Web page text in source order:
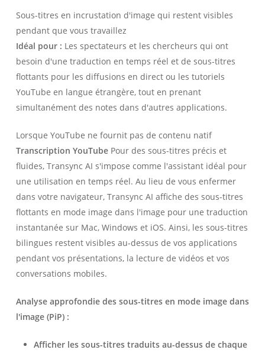
Sous-titres en incrustation d'image qui restent visibles
pendant que vous travaillez
Idéal pour : Les spectateurs et les chercheurs qui ont
besoin d'une traduction en temps réel et de sous-titres
flottants pour les diffusions en direct ou les tutoriels
YouTube en langue étrangère, tout en prenant
simultanément des notes dans d'autres applications.
Lorsque YouTube ne fournit pas de contenu natif
Transcription YouTubePour des sous-titres précis et
fluides, Transync AI s'impose comme l'assistant idéal pour
une utilisation en temps réel. Au lieu de vous enfermer
dans votre navigateur, Transync AI affiche des sous-titres
flottants en mode image dans l'image pour une traduction
instantanée sur Mac, Windows et iOS. Ainsi, les sous-titres
bilingues restent visibles au-dessus de vos applications
pendant vos présentations, la lecture de vidéos et vos
conversations mobiles.
Analyse approfondie des sous-titres en mode image dans
l'image (PiP) :
Afficher les sous-titres traduits au-dessus de chaque